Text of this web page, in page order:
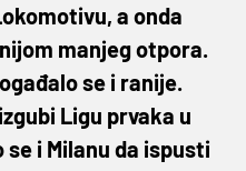
a onda
manjeg otpora.
se i ranije.
Ligu prvaka u
i Milanu da ispusti